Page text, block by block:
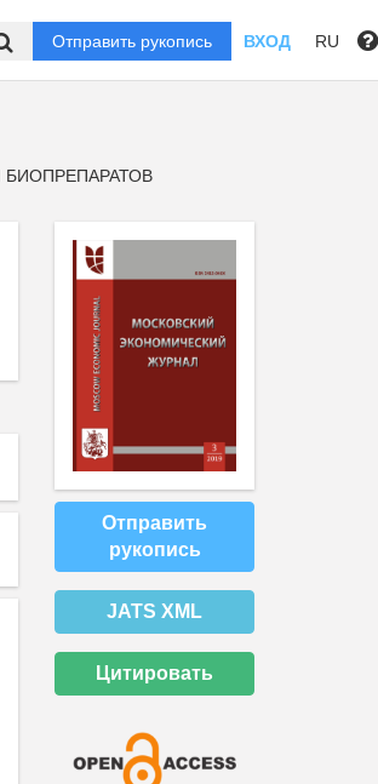
Отправить рукопись ВХОД RU
Отправить
рукопись
JATS XML
Цитировать